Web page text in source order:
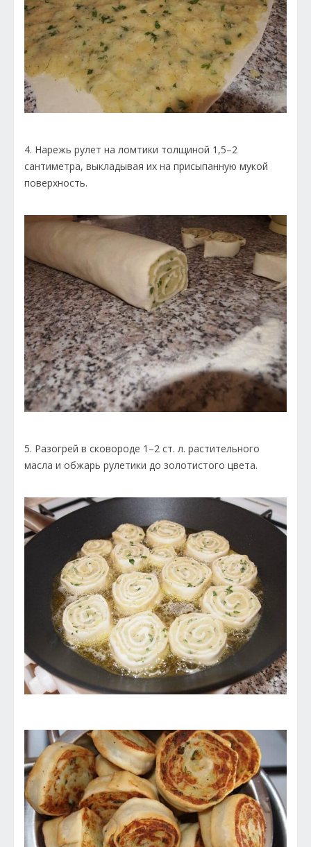
4. Нарежь рулет на ломтики толщиной 1,5–2
сантиметра, выкладывая их на присыпанную мукой
поверхность.
5. Разогрей в сковороде 1–2 ст. л. растительного
масла и обжарь рулетики до золотистого цвета.